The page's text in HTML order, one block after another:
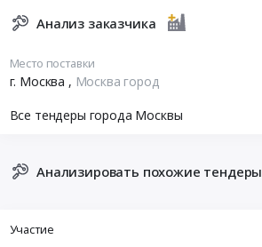
Анализ заказчика
Место поставки
г. Москва , Москва город
Все тендеры города Москвы
Анализировать похожие тендеры
Участие